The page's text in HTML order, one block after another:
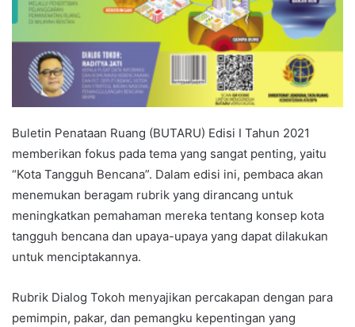
Buletin Penataan Ruang (BUTARU) Edisi I Tahun 2021
memberikan fokus pada tema yang sangat penting, yaitu
“Kota Tangguh Bencana”. Dalam edisi ini, pembaca akan
menemukan beragam rubrik yang dirancang untuk
meningkatkan pemahaman mereka tentang konsep kota
tangguh bencana dan upaya-upaya yang dapat dilakukan
untuk menciptakannya.
Rubrik Dialog Tokoh menyajikan percakapan dengan para
pemimpin, pakar, dan pemangku kepentingan yang